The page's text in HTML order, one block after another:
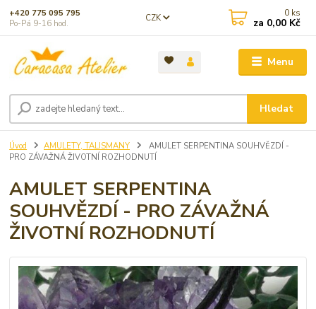
Menu
CZK
Hledat
+420 775 095 795
Po-Pá 9-16 hod.
0 ks
za 0,00 Kč
Úvod AMULETY, TALISMANY
AMULET SERPENTINA SOUHVĚZDÍ -
PRO ZÁVAŽNÁ ŽIVOTNÍ ROZHODNUTÍ
AMULET SERPENTINA
SOUHVĚZDÍ - PRO ZÁVAŽNÁ
ŽIVOTNÍ ROZHODNUTÍ